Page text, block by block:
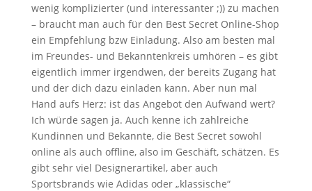
wenig komplizierter (und interessanter ;)) zu machen
– braucht man auch für den Best Secret Online-Shop
ein Empfehlung bzw Einladung. Also am besten mal
im Freundes- und Bekanntenkreis umhören – es gibt
eigentlich immer irgendwen, der bereits Zugang hat
und der dich dazu einladen kann. Aber nun mal
Hand aufs Herz: ist das Angebot den Aufwand wert?
Ich würde sagen ja. Auch kenne ich zahlreiche
Kundinnen und Bekannte, die Best Secret sowohl
online als auch offline, also im Geschäft, schätzen. Es
gibt sehr viel Designerartikel, aber auch
Sportsbrands wie Adidas oder „klassische“